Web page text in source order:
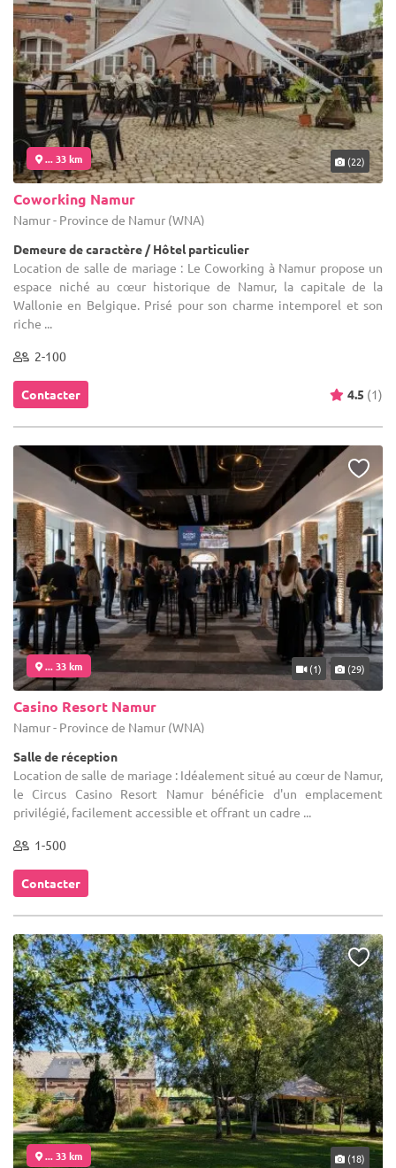
... 33 km (22)
Coworking Namur
Namur - Province de Namur (WNA)
Demeure de caractère / Hôtel particulier
Location de salle de mariage : Le Coworking à Namur propose un
espace niché au cœur historique de Namur, la capitale de la
Wallonie en Belgique. Prisé pour son charme intemporel et son
riche ...
2-100
Contacter 4.5 (1)
... 33 km (1) (29)
Casino Resort Namur
Namur - Province de Namur (WNA)
Salle de réception
Location de salle de mariage : Idéalement situé au cœur de Namur,
le Circus Casino Resort Namur bénéficie d'un emplacement
privilégié, facilement accessible et offrant un cadre ...
1-500
Contacter
... 33 km (18)